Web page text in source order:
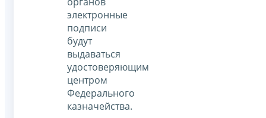
электронные
подписи
будут
выдаваться
удостоверяющим
центром
Федерального
казначейства.